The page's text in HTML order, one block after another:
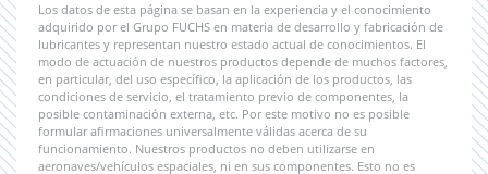
Los datos de esta página se basan en la experiencia y el conocimiento
adquirido por el Grupo FUCHS en materia de desarrollo y fabricación de
lubricantes y representan nuestro estado actual de conocimientos. El
modo de actuación de nuestros productos depende de muchos factores,
en particular, del uso específico, la aplicación de los productos, las
condiciones de servicio, el tratamiento previo de componentes, la
posible contaminación externa, etc. Por este motivo no es posible
formular afirmaciones universalmente válidas acerca de su
funcionamiento. Nuestros productos no deben utilizarse en
aeronaves/vehículos espaciales, ni en sus componentes. Esto no es